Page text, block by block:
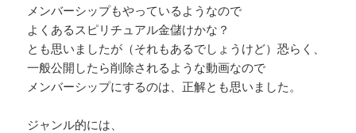
メンバーシップもやっているようなので
よくあるスピリチュアル金儲けかな？
とも思いましたが（それもあるでしょうけど）恐らく、
一般公開したら削除されるような動画なので
メンバーシップにするのは、正解とも思いました。
ジャンル的には、